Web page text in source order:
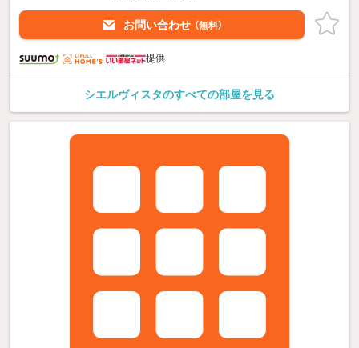
お問い合わせ （無料）
提供
シエルヴィスタのすべての部屋を見る